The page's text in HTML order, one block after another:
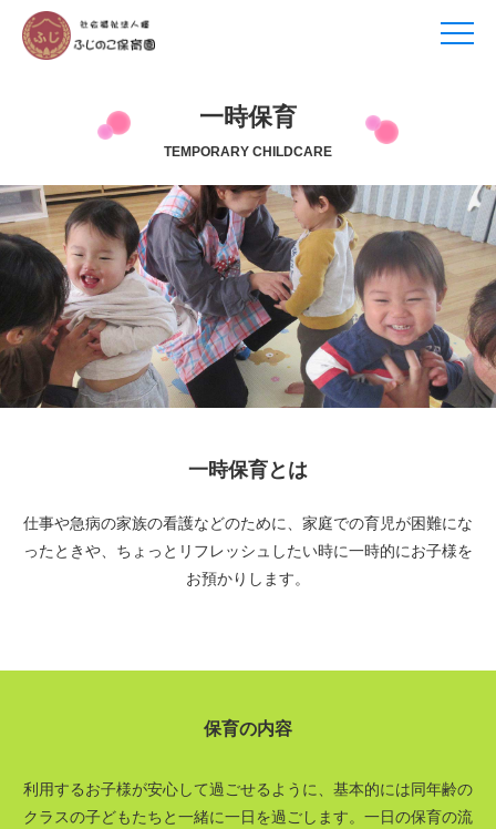
一時保育
TEMPORARY CHILDCARE
一時保育とは
仕事や急病の家族の看護などのために、家庭での育児が困難にな
ったときや、ちょっとリフレッシュしたい時に一時的にお子様を
お預かりします。
保育の内容
利用するお子様が安心して過ごせるように、 基本的には同年齢の
クラスの子どもたちと一緒に一日を過ごします。 一日の保育の流